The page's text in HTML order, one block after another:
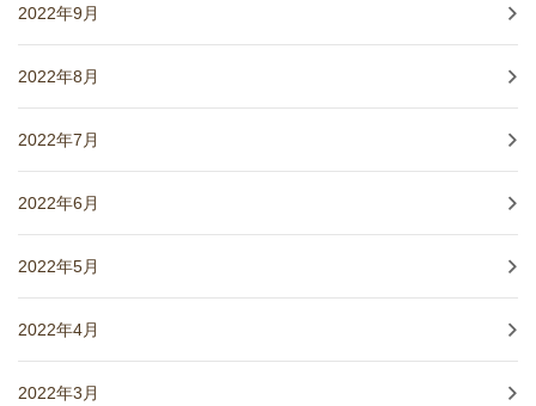
2022年9月
2022年8月
2022年7月
2022年6月
2022年5月
2022年4月
2022年3月